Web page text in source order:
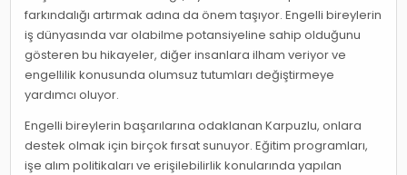
farkındalığı artırmak adına da önem taşıyor. Engelli bireylerin
iş dünyasında var olabilme potansiyeline sahip olduğunu
gösteren bu hikayeler, diğer insanlara ilham veriyor ve
engellilik konusunda olumsuz tutumları değiştirmeye
yardımcı oluyor.
Engelli bireylerin başarılarına odaklanan Karpuzlu, onlara
destek olmak için birçok fırsat sunuyor. Eğitim programları,
işe alım politikaları ve erişilebilirlik konularında yapılan